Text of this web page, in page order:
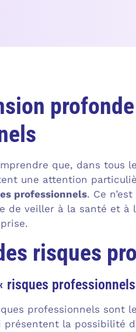
que, dans tous
une attention
professionnels. Ce
de veiller à la santé et
risques
risques
professionnels sont
la possibilité